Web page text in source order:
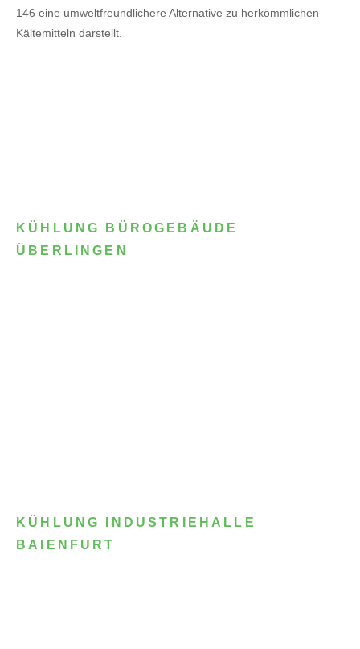
146 eine umweltfreundlichere Alternative zu herkömmlichen
Kältemitteln darstellt.
KÜHLUNG BÜROGEBÄUDE
ÜBERLINGEN
KÜHLUNG INDUSTRIEHALLE
BAIENFURT